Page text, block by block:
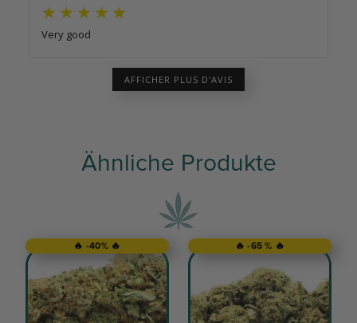
Very good
AFFICHER PLUS D'AVIS
Ähnliche Produkte
🔥 -40% 🔥 🔥 -65 % 🔥